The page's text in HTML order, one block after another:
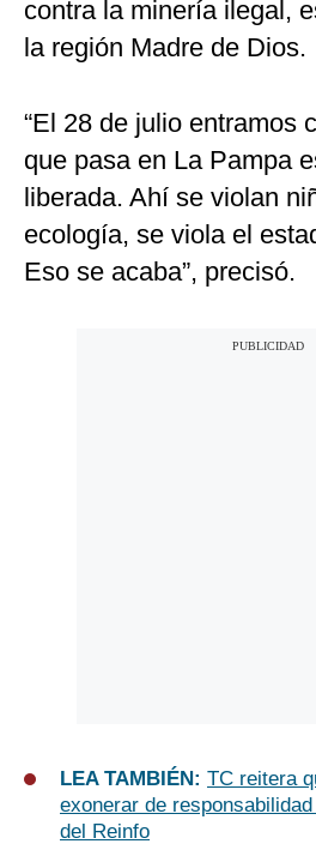
contra la minería ilegal,
la región Madre de Dios.​
“El 28 de julio entramos
que pasa en La Pampa
liberada. Ahí se violan
ecología, se viola el
Eso se acaba”, precisó.
LEA TAMBIÉN: TC reitera
exonerar de
del Reinfo